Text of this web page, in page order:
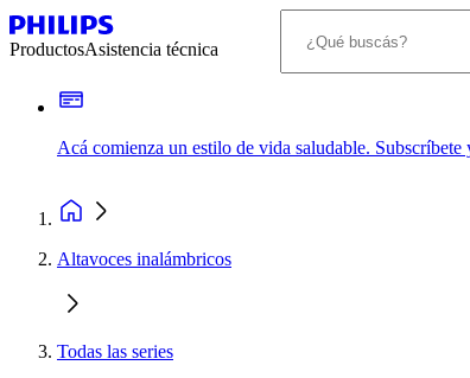
ProductosAsistencia técnica
Acá comienza un estilo de vida saludable.
Altavoces inalámbricos
Todas las series